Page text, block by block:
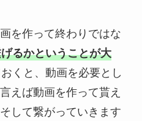
を作って終わりではな
るかということが大
くと、動画を必要とし
えば動画を作って貰え
して繋がっていきます